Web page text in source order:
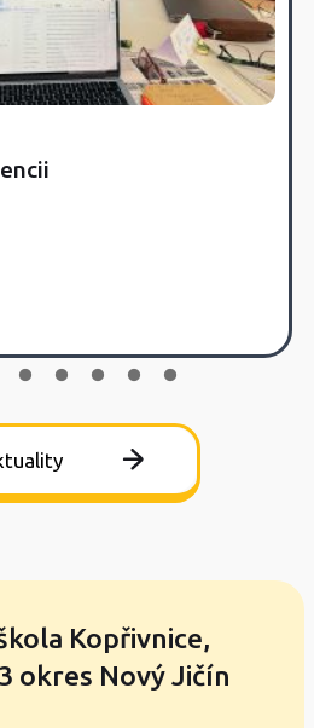
Kopřivnice,
okres Nový Jičín